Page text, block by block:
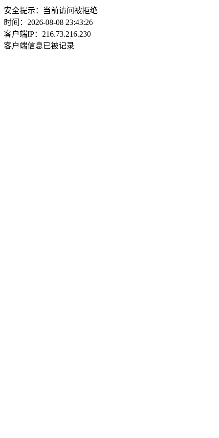
安全提示：当前访问被拒绝
时间：2026-08-08 23:43:26
客户端IP：216.73.216.230
客户端信息已被记录